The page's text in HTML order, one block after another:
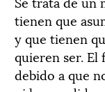
tienen que
y que tienen
quieren ser. El
debido a que